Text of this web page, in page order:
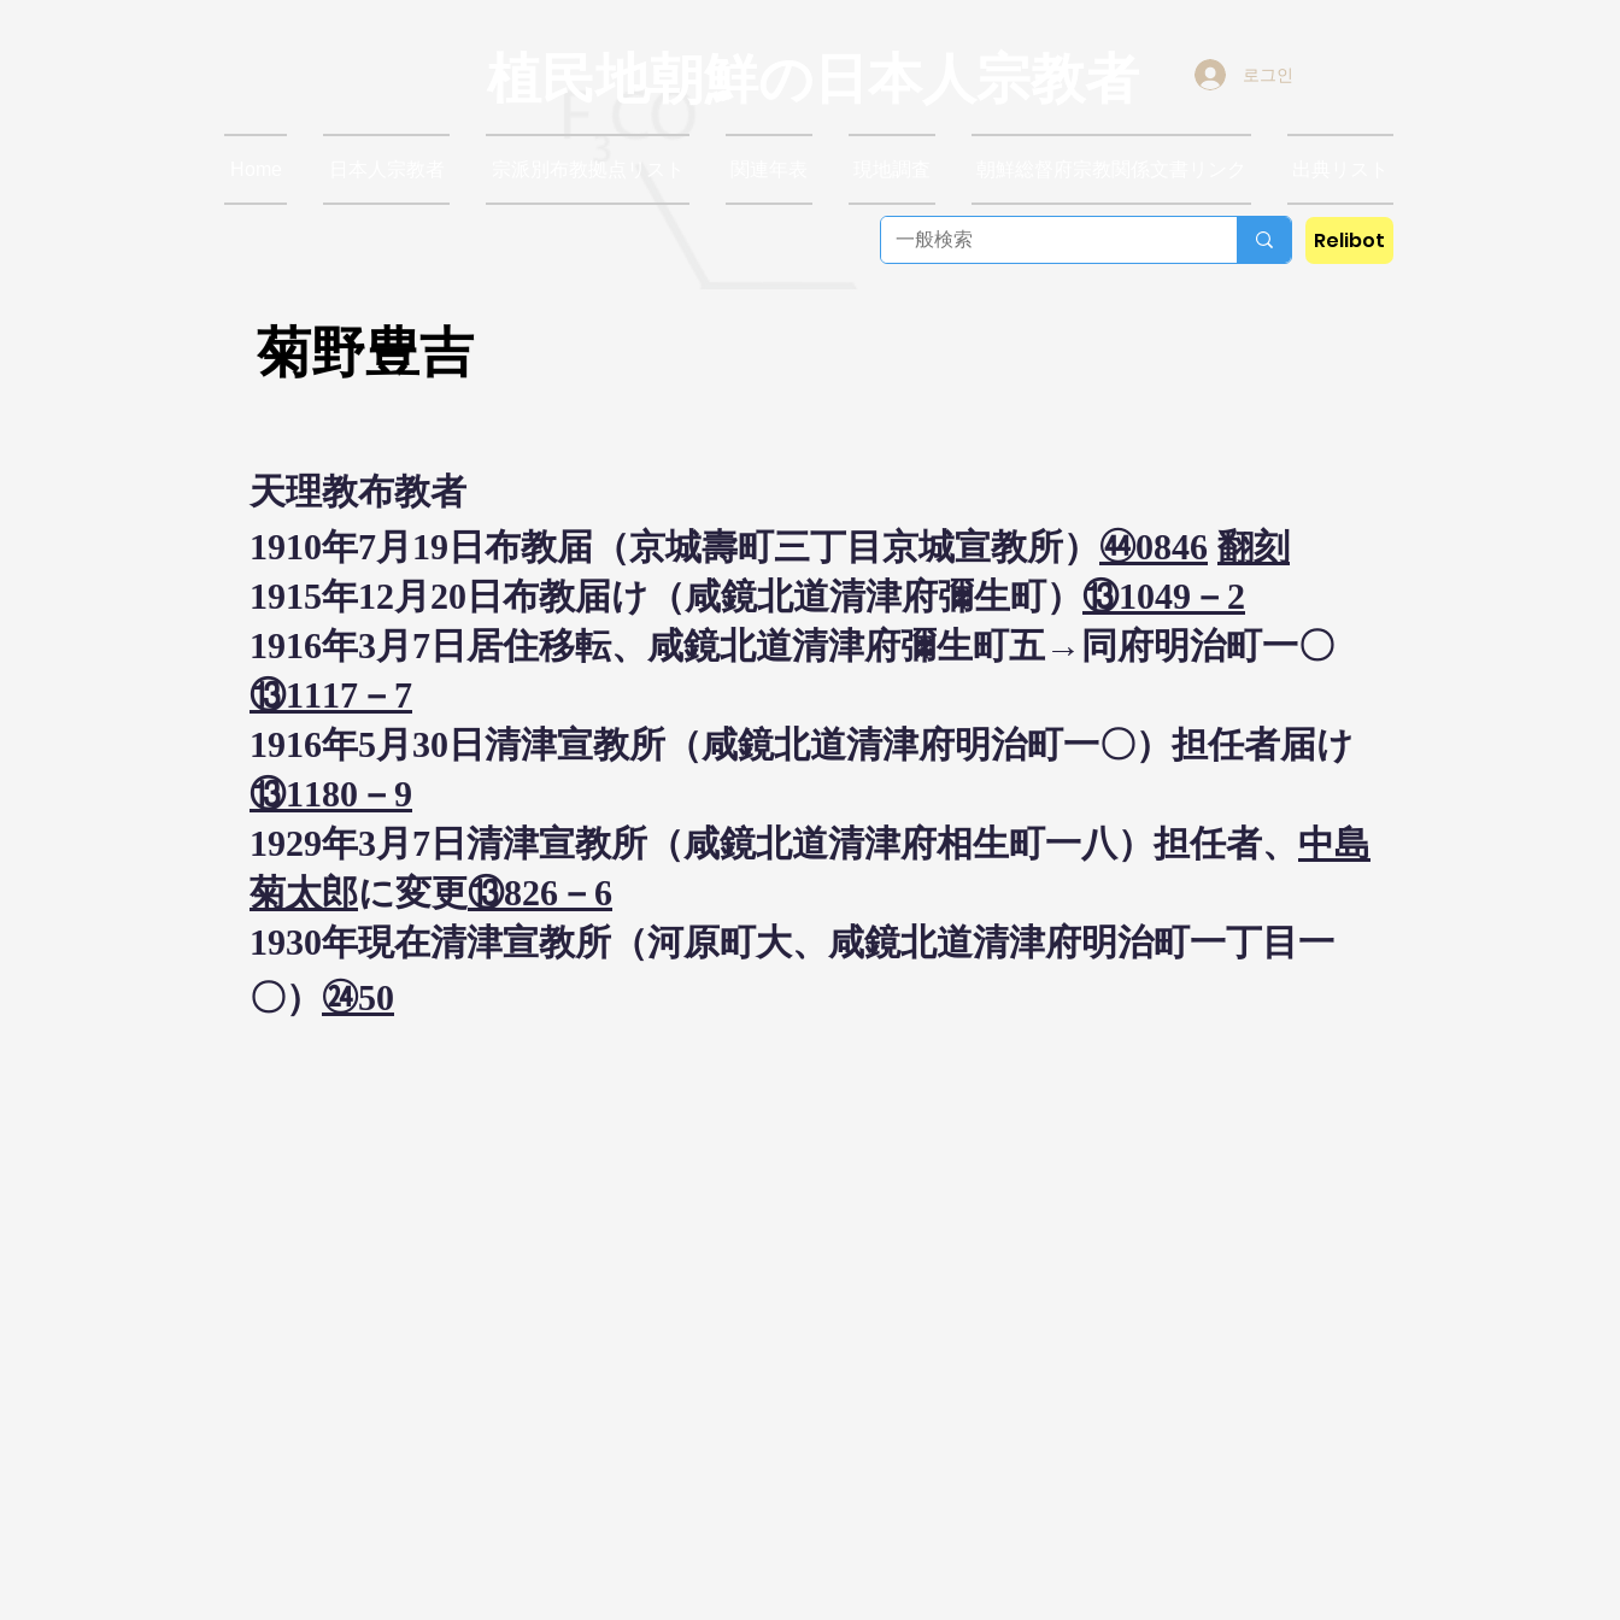
로그인
Relibot
菊野豊吉
天理教布教者
1910年7月19日布教届（京城壽町三丁目京城宣教所） ㊹0846 翻刻
1915年12月20日布教届け（咸鏡北道清津府彌生町） ⑬1049－2
1916年3月7日居住移転、咸鏡北道清津府彌生町五→同府明治町一〇
⑬1117－7
1916年5月30日清津宣教所（咸鏡北道清津府明治町一〇）担任者届け
⑬1180－9
1929年3月7日清津宣教所（咸鏡北道清津府相生町一八）担任者、 中島
菊太郎に変更⑬826－6
1930年現在清津宣教所（河原町大、咸鏡北道清津府明治町一丁目一
〇） ㉔50